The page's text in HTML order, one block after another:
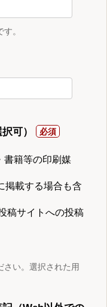
。
可）
書籍等の印刷媒
掲載する場合も含
稿サイトへの投稿
い。選択された用